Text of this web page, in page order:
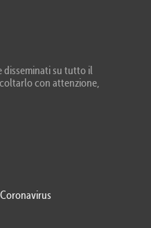
disseminati su tutto il
con attenzione,